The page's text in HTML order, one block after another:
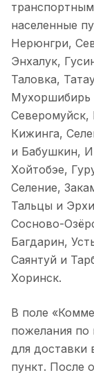
населенные
Нерюнгри,
Энхалук,
Таловка,
Мухоршибирь
Северомуйск,
Кижинга,
и Бабушкин,
Хойтобэе,
Селение,
Тальцы и
Сосново-
Багдарин,
Саянтуй и
Хоринск.
В поле
пожелания по
для доставки
пункт. После